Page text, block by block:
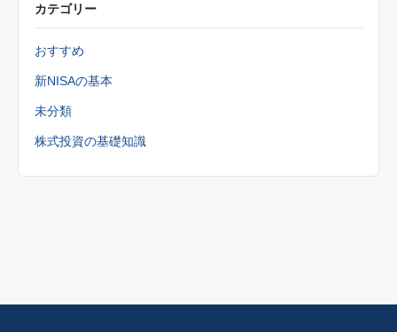
カテゴリー
おすすめ
新NISAの基本
未分類
株式投資の基礎知識